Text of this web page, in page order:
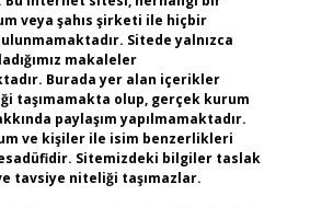
veya şahıs şirketi ile hiçbir
Sitede yalnızca
makaleler
Burada yer alan içerikler
taşımamakta olup, gerçek kurum
paylaşım yapılmamaktadır.
ve kişiler ile isim benzerlikleri
Sitemizdeki bilgiler taslak
tavsiye niteliği taşımazlar.